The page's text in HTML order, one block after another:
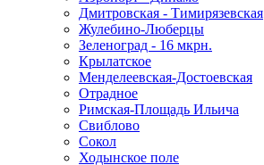
Дмитровская - Тимирязевская
Жулебино-Люберцы
Зеленоград - 16 мкрн.
Крылатское
Менделеевская-Достоевская
Отрадное
Римская-Площадь Ильича
Свиблово
Сокол
Ходынское поле